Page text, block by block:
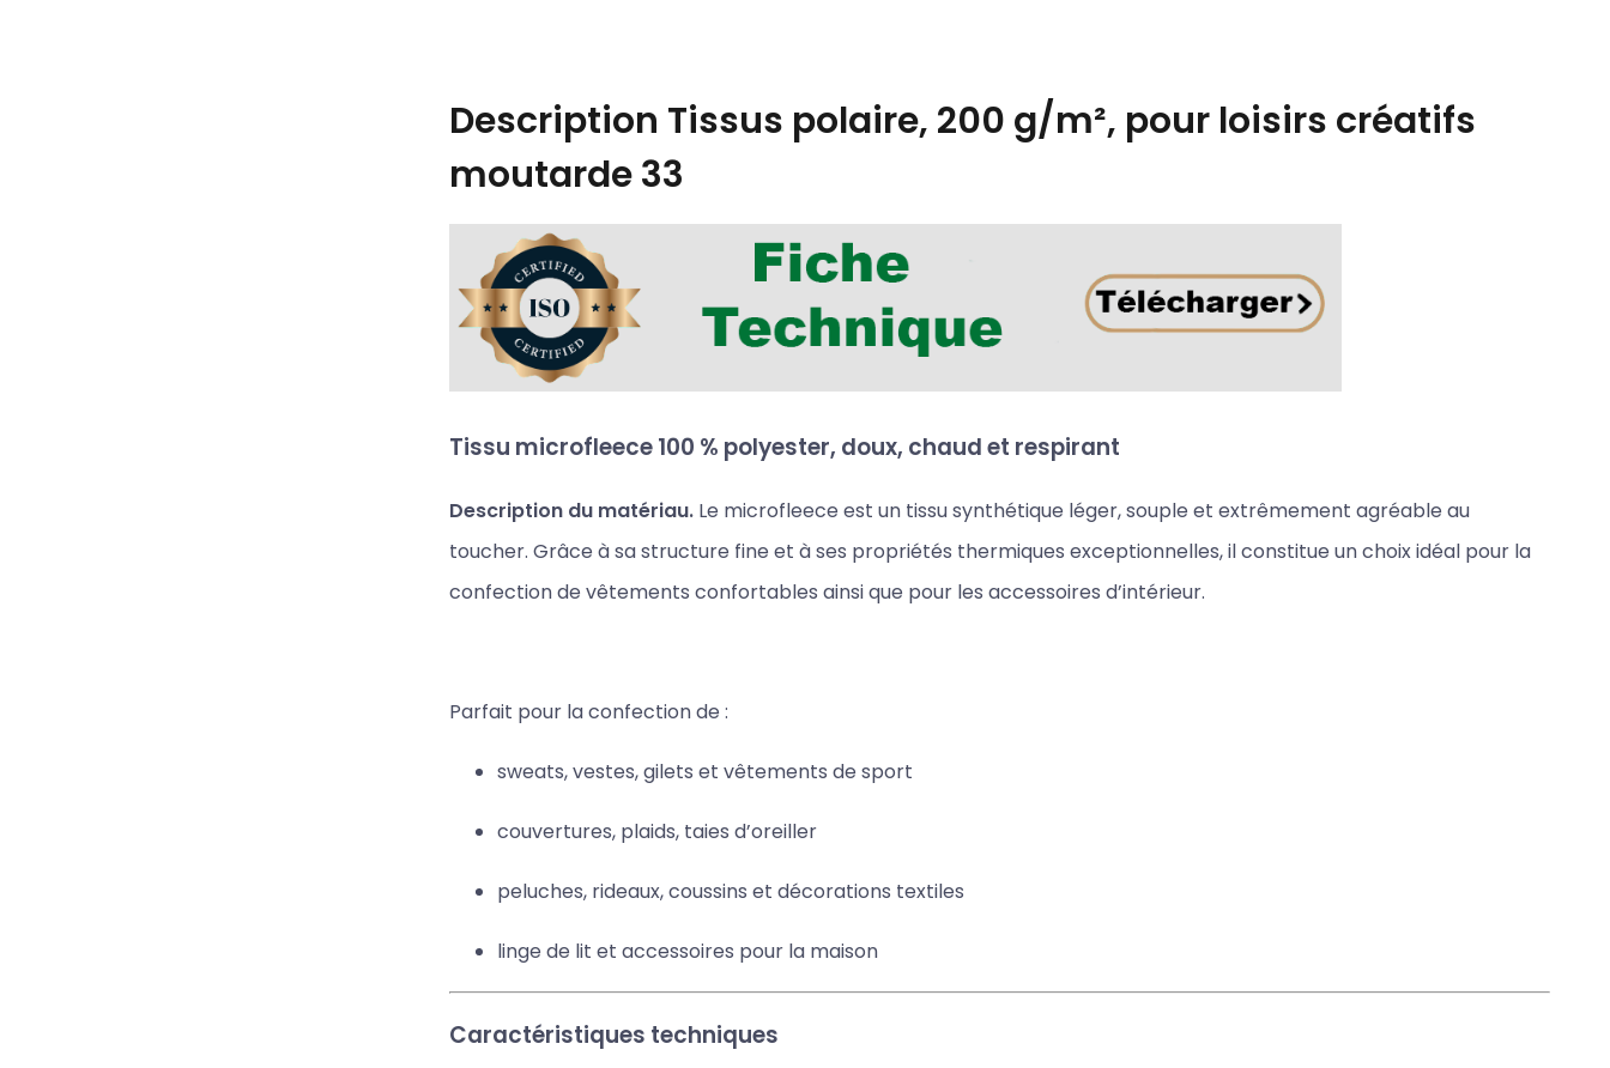
Description Tissus polaire, 200 g/m², pour loisirs créatifs
moutarde 33
Tissu microfleece 100 % polyester, doux, chaud et respirant
Description du matériau. Le microfleece est un tissu synthétique léger, souple et extrêmement agréable au
toucher. Grâce à sa structure fine et à ses propriétés thermiques exceptionnelles, il constitue un choix idéal pour la
confection de vêtements confortables ainsi que pour les accessoires d’intérieur.
Parfait pour la confection de :
sweats, vestes, gilets et vêtements de sport
couvertures, plaids, taies d’oreiller
peluches, rideaux, coussins et décorations textiles
linge de lit et accessoires pour la maison
Caractéristiques techniques